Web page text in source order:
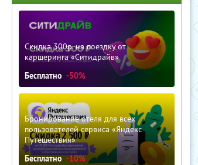
Скидка 300р. на поездку от
каршеринга «Ситидрайв»
Бесплатно -50%
Бронирование отеля для всех
пользователей сервиса «Яндекс
Путешествия»
Бесплатно -10%